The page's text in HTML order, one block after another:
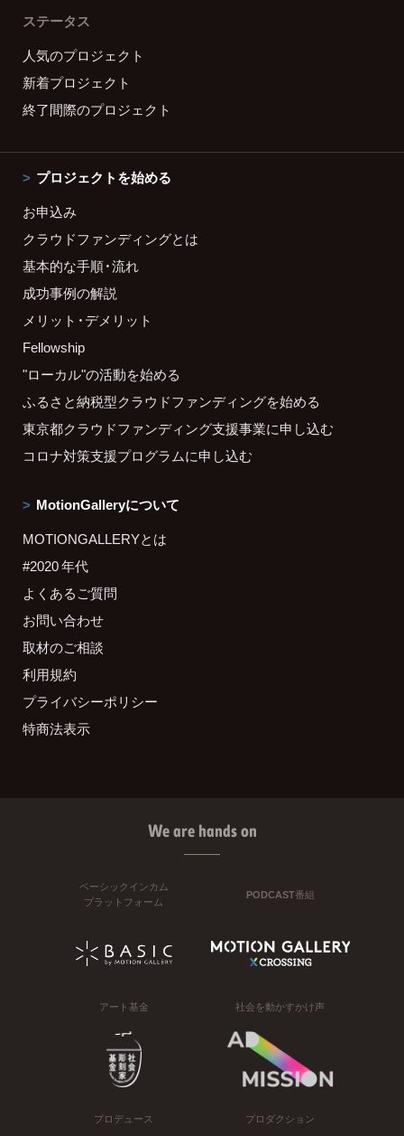
ステータス
人気のプロジェクト
新着プロジェクト
終了間際のプロジェクト
プロジェクトを始める
お申込み
クラウドファンディングとは
基本的な手順・流れ
成功事例の解説
メリット・デメリット
Fellowship
"ローカル"の活動を始める
ふるさと納税型クラウドファンディングを始める
東京都クラウドファンディング支援事業に申し込む
コロナ対策支援プログラムに申し込む
MotionGalleryについて
MOTIONGALLERYとは
#2020 年代
よくあるご質問
お問い合わせ
取材のご相談
利用規約
プライバシーポリシー
特商法表示
We are hands on
ベーシックインカム
プラットフォーム
PODCAST番組
アート基金 社会を動かすかけ声
プロデュース プロダクション